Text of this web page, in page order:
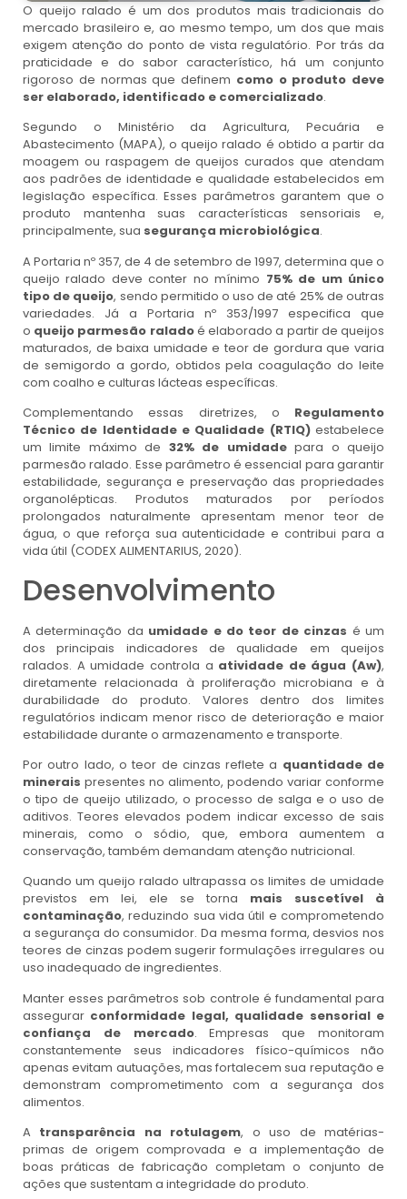
O queijo ralado é um dos produtos mais tradicionais do
mercado brasileiro e, ao mesmo tempo, um dos que mais
exigem atenção do ponto de vista regulatório. Por trás da
praticidade e do sabor característico, há um conjunto
rigoroso de normas que definem como o produto deve
ser elaborado, identificado e comercializado.
Segundo o Ministério da Agricultura, Pecuária e
Abastecimento (MAPA), o queijo ralado é obtido a partir da
moagem ou raspagem de queijos curados que atendam
aos padrões de identidade e qualidade estabelecidos em
legislação específica. Esses parâmetros garantem que o
produto mantenha suas características sensoriais e,
principalmente, sua segurança microbiológica.
A Portaria nº 357, de 4 de setembro de 1997, determina que o
queijo ralado deve conter no mínimo 75% de um único
tipo de queijo, sendo permitido o uso de até 25% de outras
variedades. Já a Portaria nº 353/1997 especifica que
o queijo parmesão raladoé elaborado a partir de queijos
maturados, de baixa umidade e teor de gordura que varia
de semigordo a gordo, obtidos pela coagulação do leite
com coalho e culturas lácteas específicas.
Complementando essas diretrizes, o Regulamento
Técnico de Identidade e Qualidade (RTIQ)estabelece
um limite máximo de 32% de umidadepara o queijo
parmesão ralado. Esse parâmetro é essencial para garantir
estabilidade, segurança e preservação das propriedades
organolépticas. Produtos maturados por períodos
prolongados naturalmente apresentam menor teor de
água, o que reforça sua autenticidade e contribui para a
vida útil (CODEX ALIMENTARIUS, 2020).
Desenvolvimento
A determinação da umidade e do teor de cinzas é um
dos principais indicadores de qualidade em queijos
ralados. A umidade controla a atividade de água (Aw),
diretamente relacionada à proliferação microbiana e à
durabilidade do produto. Valores dentro dos limites
regulatórios indicam menor risco de deterioração e maior
estabilidade durante o armazenamento e transporte.
Por outro lado, o teor de cinzas reflete a quantidade de
minerais presentes no alimento, podendo variar conforme
o tipo de queijo utilizado, o processo de salga e o uso de
aditivos. Teores elevados podem indicar excesso de sais
minerais, como o sódio, que, embora aumentem a
conservação, também demandam atenção nutricional.
Quando um queijo ralado ultrapassa os limites de umidade
previstos em lei, ele se torna mais suscetível à
contaminação, reduzindo sua vida útil e comprometendo
a segurança do consumidor. Da mesma forma, desvios nos
teores de cinzas podem sugerir formulações irregulares ou
uso inadequado de ingredientes.
Manter esses parâmetros sob controle é fundamental para
assegurar conformidade legal, qualidade sensorial e
confiança de mercado. Empresas que monitoram
constantemente seus indicadores físico-químicos não
apenas evitam autuações, mas fortalecem sua reputação e
demonstram comprometimento com a segurança dos
alimentos.
A transparência na rotulagem, o uso de matérias-
primas de origem comprovada e a implementação de
boas práticas de fabricação completam o conjunto de
ações que sustentam a integridade do produto.